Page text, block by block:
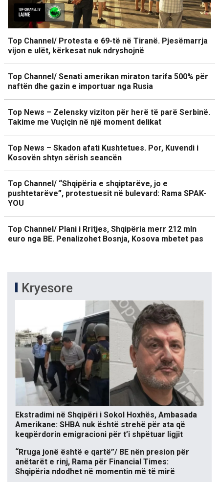
Top Channel/ Protesta e 69-të në Tiranë. Pjesëmarrja
vijon e ulët, kërkesat nuk ndryshojnë
Top Channel/ Senati amerikan miraton tarifa 500% për
naftën dhe gazin e importuar nga Rusia
Top News – Zelensky viziton për herë të parë Serbinë.
Takime me Vuçiçin në një moment delikat
Top News – Skadon afati Kushtetues. Por, Kuvendi i
Kosovën shtyn sërish seancën
Top Channel/ “Shqipëria e shqiptarëve, jo e
pushtetarëve”, protestuesit në bulevard: Rama SPAK-
YOU
Top Channel/ Plani i Rritjes, Shqipëria merr 212 mln
euro nga BE. Penalizohet Bosnja, Kosova mbetet pas
Kryesore
Ekstradimi në Shqipëri i Sokol Hoxhës, Ambasada
Amerikane: SHBA nuk është strehë për ata që
keqpërdorin emigracioni për t’i shpëtuar ligjit
“Rruga jonë është e qartë”/ BE nën presion për
anëtarët e rinj, Rama për Financial Times:
Shqipëria ndodhet në momentin më të mirë